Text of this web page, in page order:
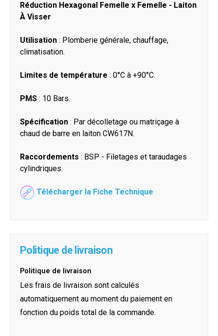
Réduction Hexagonal Femelle x Femelle - Laiton
À Visser
Utilisation : Plomberie générale, chauffage,
climatisation.
Limites de température : 0°C à +90°C.
PMS : 10 Bars.
Spécification : Par décolletage ou matriçage à
chaud de barre en laiton CW617N.
Raccordements : BSP - Filetages et taraudages
cylindriques.
Télécharger la Fiche Technique
Politique de livraison
Politique de livraison
Les frais de livraison sont calculés
automatiquement au moment du paiement en
fonction du poids total de la commande.